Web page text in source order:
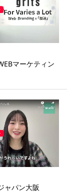
マーケティン
ャパン大阪